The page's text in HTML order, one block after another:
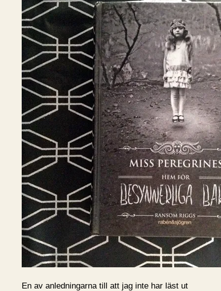
En av anledningarna till att jag inte har läst ut